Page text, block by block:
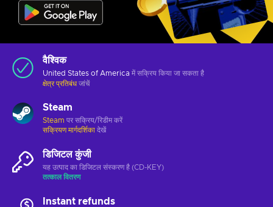
वैश्विक
United States of America में सक्रिय किया जा सकता है
क्षेत्र प्रतिबंध जांचें
Steam
Steam पर सक्रिय/रिडीम करें
सक्रियण मार्गदर्शिका देखें
डिजिटल कुंजी
यह उत्पाद का डिजिटल संस्करण है (CD-KEY)
तत्काल वितरण
Instant refunds